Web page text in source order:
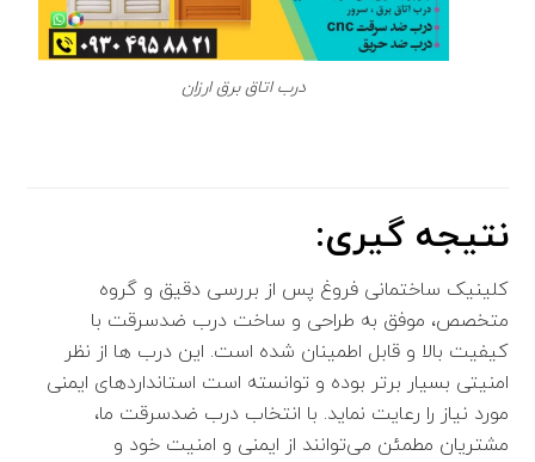
درب اتاق برق ارزان
نتیجه گیری:
کلینیک ساختمانی فروغ پس از بررسی دقیق و گروه
متخصص، موفق به طراحی و ساخت درب ضدسرقت با
کیفیت بالا و قابل اطمینان شده‌ است. این درب ها از نظر
امنیتی بسیار برتر بوده و توانسته است استانداردهای ایمنی
مورد نیاز را رعایت نماید. با انتخاب درب ضدسرقت ما،
مشتریان مطمئن می‌توانند از ایمنی و امنیت خود و